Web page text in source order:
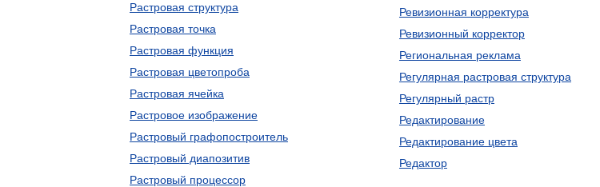
Растровая структура
Растровая точка
Растровая функция
Растровая цветопроба
Растровая ячейка
Растровое изображение
Растровый графопостроитель
Растровый диапозитив
Растровый процессор
Ревизионная корректура
Ревизионный корректор
Региональная реклама
Регулярная растровая структура
Регулярный растр
Редактирование
Редактирование цвета
Редактор